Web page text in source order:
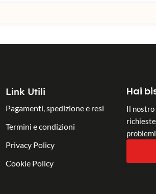
Link Utili
Pagamenti, spedizione e resi
Termini e condizioni
Privacy Policy
Cookie Policy
Hai
Il
problemi.